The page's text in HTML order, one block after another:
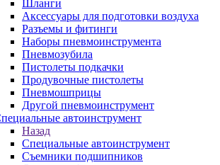
Шланги
Аксессуары для подготовки воздуха
Разъемы и фитинги
Наборы пневмоинструмента
Пневмозубила
Пистолеты подкачки
Продувочные пистолеты
Пневмошприцы
Другой пневмоинструмент
автоинструмент
Назад
Специальные автоинструмент
Съемники подшипников